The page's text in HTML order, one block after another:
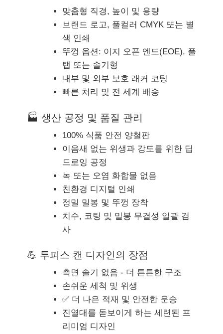
맞춤형 직경, 높이 및 용량
브랜드 로고, 풀컬러 CMYK 또는 별
색 인쇄
뚜껑 옵션: 이지 오픈 엔드(EOE), 풀
탭 또는 솔기형
내부 및 외부 보호 래커 코팅
빠른 처리 및 전 세계 배송
🏭 생산 공정 및 품질 관리
100% 식품 안전 양철판
이음새 없는 위생과 강도를 위한 딥
드로잉 공정
녹 또는 오염 화합물 없음
친환경 디지털 인쇄
정밀 밀봉 및 뚜껑 장착
치수, 코팅 및 밀봉 무결성 일괄 검
사
💪 투피스 캔 디자인의 장점
측면 솔기 없음 - 더 튼튼한 구조
손쉬운 세척 및 위생
✅ 더 나은 적재 및 안전한 운송
진열대를 돋보이게 하는 세련된 프
리미엄 디자인